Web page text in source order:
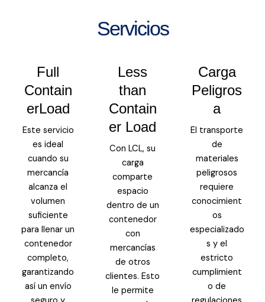
Servicios
Full
Contain
erLoad
Este servicio
es ideal
cuando su
mercancía
alcanza el
volumen
suficiente
para llenar un
contenedor
completo,
garantizando
así un envío
Less
than
Contain
er Load
Con LCL, su
carga
comparte
espacio
dentro de un
contenedor
con
mercancías
de otros
clientes. Esto
le permite
Carga
Peligros
a
El transporte
de
materiales
peligrosos
requiere
conocimient
os
especializado
s y el
estricto
cumplimient
o de